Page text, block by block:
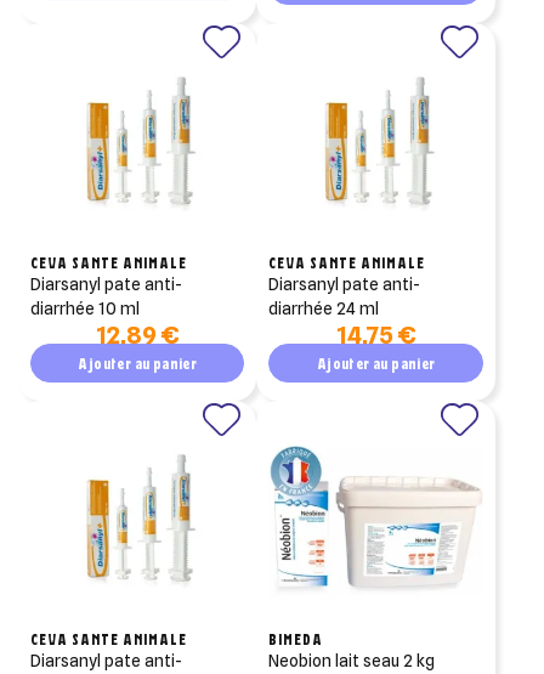
CEVA SANTE ANIMALE
diarsanyl pate anti-
diarrhée 10 ml
12,89 €
Ajouter au panier
CEVA SANTE ANIMALE
diarsanyl pate anti-
diarrhée 24 ml
14,75 €
Ajouter au panier
CEVA SANTE ANIMALE
diarsanyl pate anti-
BIMEDA
neobion lait seau 2 kg